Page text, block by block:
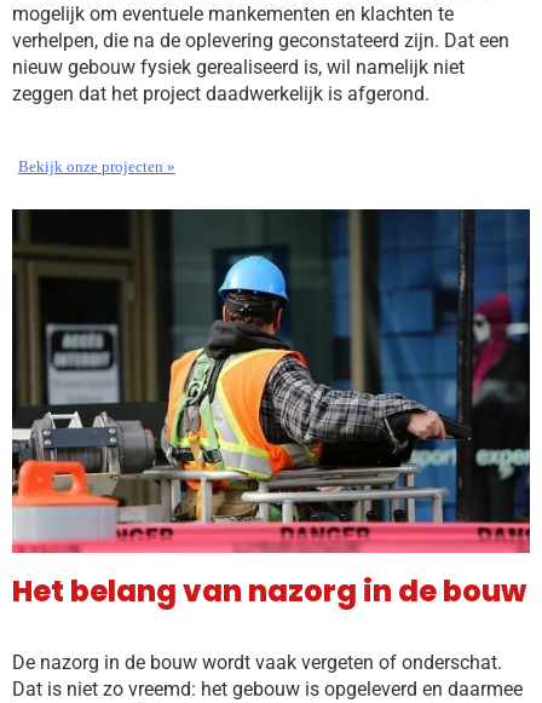
mogelijk om eventuele mankementen en klachten te
verhelpen, die na de oplevering geconstateerd zijn. Dat een
nieuw gebouw fysiek gerealiseerd is, wil namelijk niet
zeggen dat het project daadwerkelijk is afgerond.
Bekijk onze projecten »
Het belang van nazorg in de bouw
De nazorg in de bouw wordt vaak vergeten of onderschat.
Dat is niet zo vreemd: het gebouw is opgeleverd en daarmee